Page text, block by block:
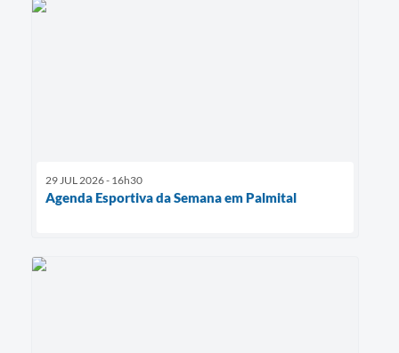
29 JUL 2026 - 16h30
Agenda Esportiva da Semana em Palmital